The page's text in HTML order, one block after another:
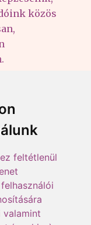
feltétlenül
valamint
közös